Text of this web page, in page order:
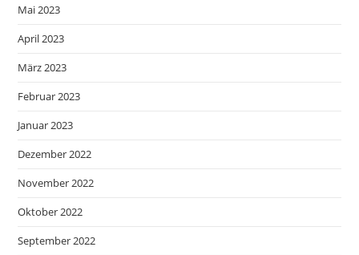
Mai 2023
April 2023
März 2023
Februar 2023
Januar 2023
Dezember 2022
November 2022
Oktober 2022
September 2022